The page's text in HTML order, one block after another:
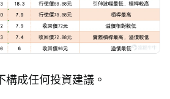
成任何投資建議。